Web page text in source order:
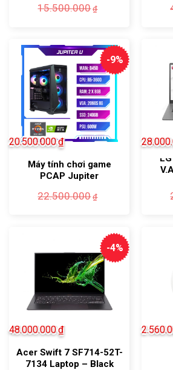
15.500.000 ₫
13.500.000₫.
-9%
Máy tính chơi game
PCAP Jupiter
22.500.000 ₫
20.500.000₫
20.500.000₫.
-4%
Acer Swift 7 SF714-52T-
7134 Laptop – Black
48.000.000₫